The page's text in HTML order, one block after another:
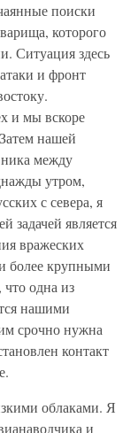
поиски
которого
Ситуация здесь
и фронт
и мы вскоре
нашей
между
утром,
с севера, я
задачей является
вражеских
более крупными
одна из
нашими
срочно нужна
контакт
облаками. Я
и